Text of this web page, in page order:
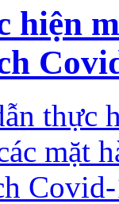
hiện